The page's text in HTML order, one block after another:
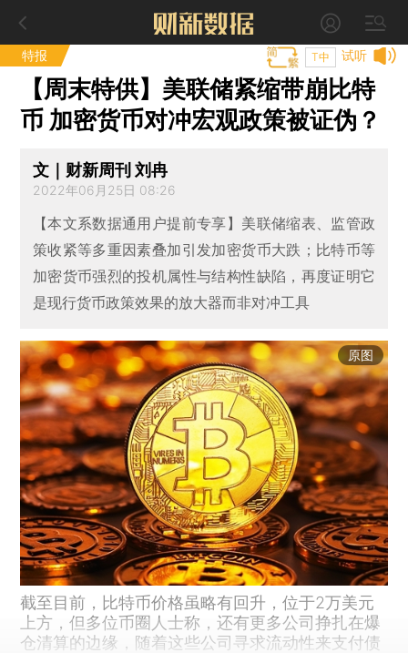
特报 试听
T中
【周末特供】美联储紧缩带崩比特
币 加密货币对冲宏观政策被证伪？
文｜财新周刊 刘冉
2022年06月25日 08:26
【本文系数据通用户提前专享】美联储缩表、监管政
策收紧等多重因素叠加引发加密货币大跌；比特币等
加密货币强烈的投机属性与结构性缺陷，再度证明它
是现行货币政策效果的放大器而非对冲工具
原图
截至目前，比特币价格虽略有回升，位于2万美元
上方，但多位币圈人士称，还有更多公司挣扎在爆
仓清算的边缘，随着这些公司寻求流动性来支付债